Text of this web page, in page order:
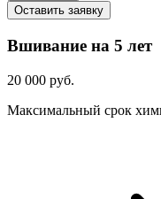
Оставить заявку
Вшивание на 5 лет
20 000 руб.
Максимальный срок